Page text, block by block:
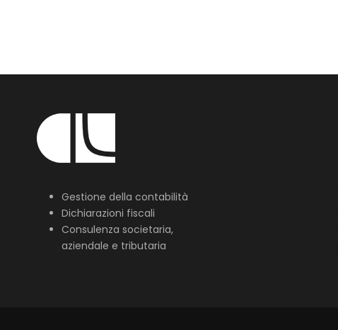
Gestione della contabilità
Dichiarazioni fiscali
Consulenza societaria,
aziendale e tributaria